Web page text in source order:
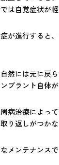
は自覚症状が
が進行すると
然には元に戻
プラント自体
病治療によっ
り返しがつか
メンテナンス